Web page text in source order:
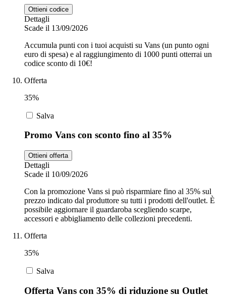
Ottieni codice
Dettagli
Scade il 13/09/2026
Accumula punti con i tuoi acquisti su Vans (un punto ogni
euro di spesa) e al raggiungimento di 1000 punti otterrai un
codice sconto di 10€!
Offerta
35%
Salva
Promo Vans con sconto fino al 35%
Ottieni offerta
Dettagli
Scade il 10/09/2026
Con la promozione Vans si può risparmiare fino al 35% sul
prezzo indicato dal produttore su tutti i prodotti dell'outlet. È
possibile aggiornare il guardaroba scegliendo scarpe,
accessori e abbigliamento delle collezioni precedenti.
Offerta
35%
Salva
Offerta Vans con 35% di riduzione su Outlet